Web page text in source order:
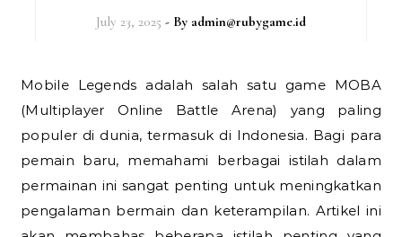
July 23, 2025 - By admin@rubygame.id
Mobile Legends adalah salah satu game MOBA
(Multiplayer Online Battle Arena) yang paling
populer di dunia, termasuk di Indonesia. Bagi para
pemain baru, memahami berbagai istilah dalam
permainan ini sangat penting untuk meningkatkan
pengalaman bermain dan keterampilan. Artikel ini